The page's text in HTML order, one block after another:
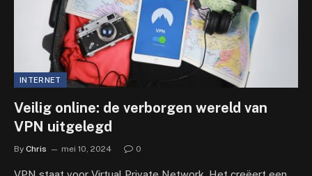
INTERNET
Veilig online: de verborgen wereld van
VPN uitgelegd
By Chris mei 10, 2024 0